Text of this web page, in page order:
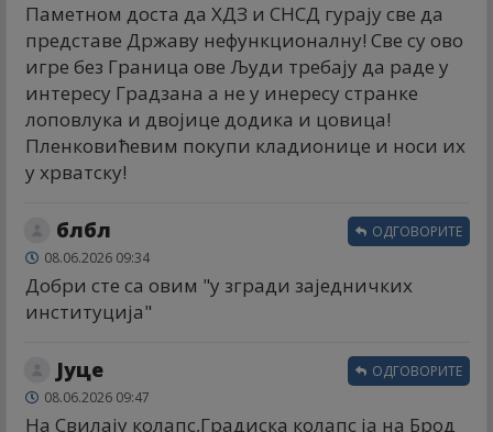
Паметном доста да ХДЗ и СНСД гурају све да
представе Државу нефункционалну! Све су ово
игре без Граница ове Људи требају да раде у
интересу Градзана а не у инересу странке
лоповлука и двојице додика и цовица!
Пленковићевим покупи кладионице и носи их
у хрватску!
блбл
08.06.2026 09:34
Добри сте са овим "у згради заједничких
институција"
ОДГОВОРИТЕ
Јуце
08.06.2026 09:47
На Свилају колапс,Градиска колапс ја на Брод
ОДГОВОРИТЕ